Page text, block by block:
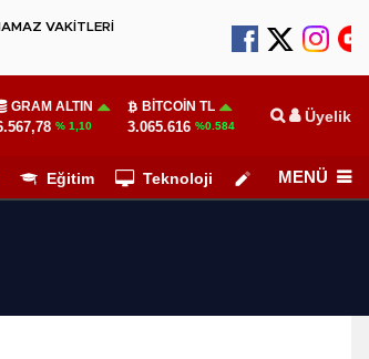
VAKİTLERİ
GRAM ALTIN
% 1,10
BITCOIN TL
3.065.616 %0.584 Üyelik
Eğitim Teknoloji Köşe Yazarları
MENÜ